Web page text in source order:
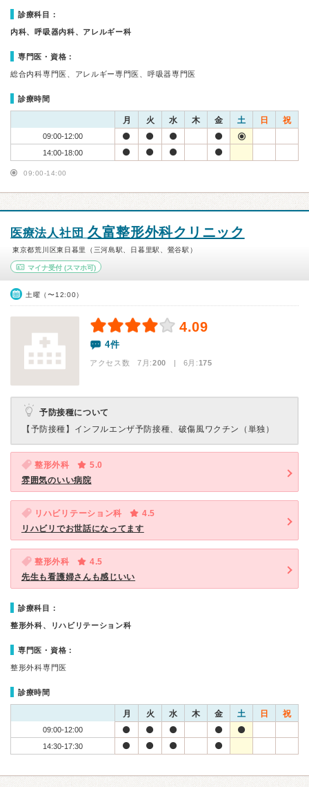
診療科目：
内科、呼吸器内科、アレルギー科
専門医・資格：
総合内科専門医、アレルギー専門医、呼吸器専門医
診療時間
月 火 水 木 金 土 日 祝
09:00-12:00
14:00-18:00
09:00-14:00
医療法人社団 久富整形外科クリニック
東京都荒川区東日暮里（三河島駅、日暮里駅、鶯谷駅）
マイナ受付 (スマホ可)
土曜（〜12:00）
4.09
4件
アクセス数 7月:200 | 6月:175
予防接種について
【予防接種】 インフルエンザ予防接種、破傷風ワクチン（単独）
整形外科
5.0
雰囲気のいい病院
リハビリテーション科
4.5
リハビリでお世話になってます
整形外科
4.5
先生も看護婦さんも感じいい
診療科目：
整形外科、リハビリテーション科
専門医・資格：
整形外科専門医
診療時間
月 火 水 木 金 土 日 祝
09:00-12:00
14:30-17:30